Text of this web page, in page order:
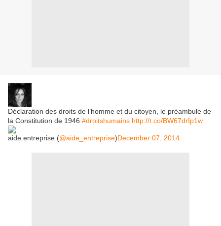
Déclaration des droits de l’homme et du citoyen, le préambule de
la Constitution de 1946 #droitshumains http://t.co/BW67drIp1w
aide.entreprise (@aide_entreprise)December 07, 2014